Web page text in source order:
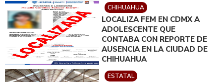
CHIHUAHUA
LOCALIZA FEM EN CDMX A
ADOLESCENTE QUE
CONTABA CON REPORTE DE
AUSENCIA EN LA CIUDAD DE
CHIHUAHUA
ESTATAL